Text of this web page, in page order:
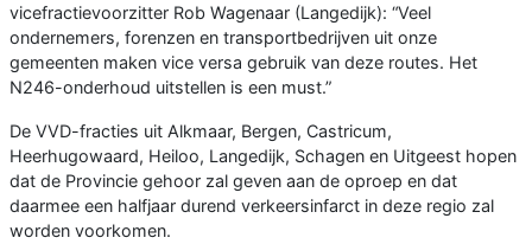
vicefractievoorzitter Rob Wagenaar (Langedijk): “Veel
ondernemers, forenzen en transportbedrijven uit onze
gemeenten maken vice versa gebruik van deze routes. Het
N246-onderhoud uitstellen is een must.”
De VVD-fracties uit Alkmaar, Bergen, Castricum,
Heerhugowaard, Heiloo, Langedijk, Schagen en Uitgeest hopen
dat de Provincie gehoor zal geven aan de oproep en dat
daarmee een halfjaar durend verkeersinfarct in deze regio zal
worden voorkomen.